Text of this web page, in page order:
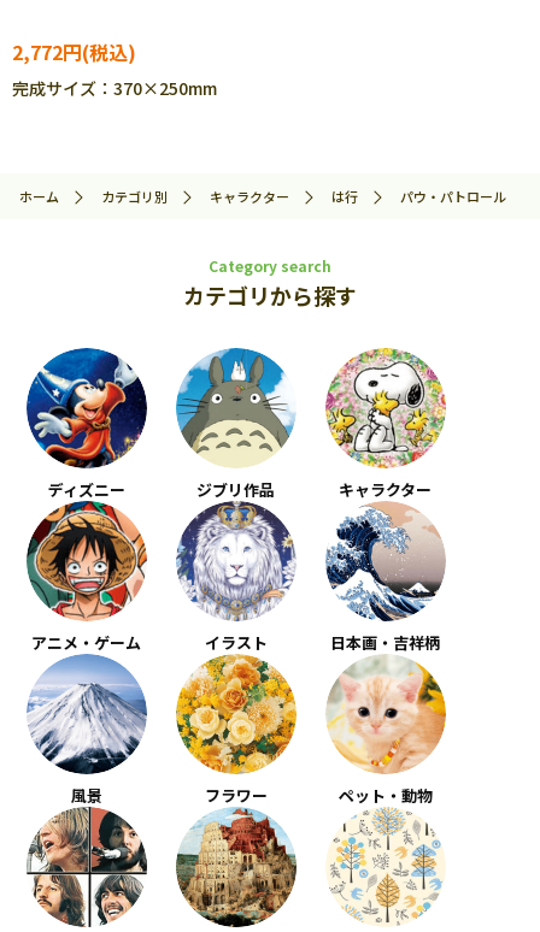
2,772円
完成サイズ：370×250mm
ホーム カテゴリ別 キャラクター は行 パウ・パトロール
Category search
カテゴリから探す
ディズニー ジブリ作品 キャラクター
アニメ・ゲーム イラスト 日本画・吉祥柄
風景 フラワー ペット・動物